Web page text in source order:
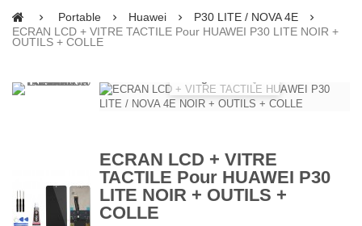
Portable Huawei
P30 LITE / NOVA 4E
ECRAN LCD + VITRE TACTILE Pour HUAWEI P30 LITE NOIR +
OUTILS + COLLE
ECRAN LCD + VITRE
TACTILE Pour HUAWEI P30
LITE NOIR + OUTILS +
COLLE